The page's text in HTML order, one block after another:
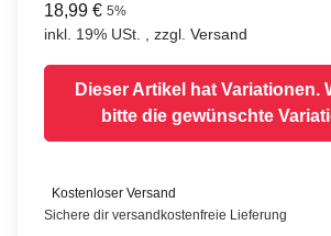
18,99 € 5%
inkl. 19% USt. , zzgl. Versand
Dieser Artikel hat Variationen.
bitte die gewünschte
Kostenloser Versand
Sichere dir versandkostenfreie Lieferung